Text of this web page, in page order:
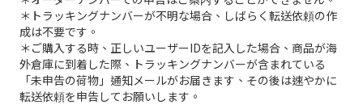
＊トラッキングナンバーが不明な場合、しばらく転送依頼の作
成は不要です。
＊ご購入する時、正しいユーザーIDを記入した場合、商品が海
外倉庫に到着した際、トラッキングナンバーが含まれている
「未申告の荷物」通知メールがお届きます、その後は速やかに
転送依頼を申告してお願いします。